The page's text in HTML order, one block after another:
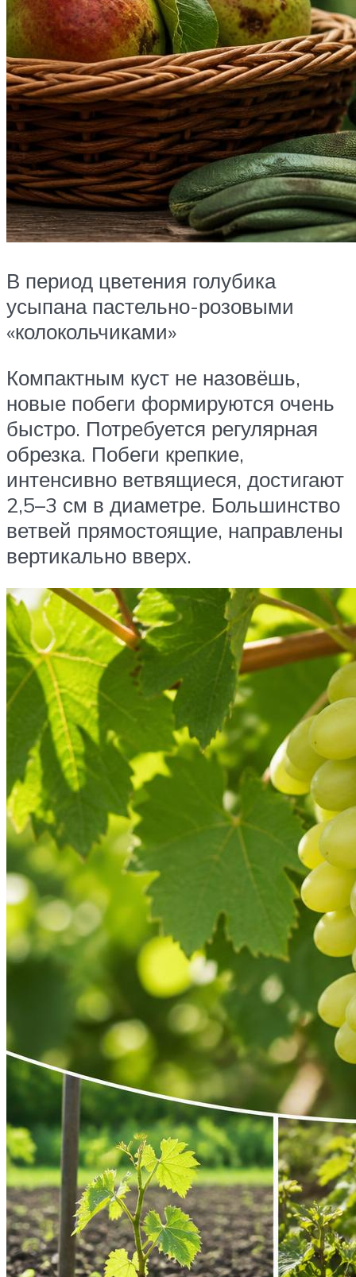
В период цветения голубика
усыпана пастельно-розовыми
«колокольчиками»
Компактным куст не назовёшь,
новые побеги формируются очень
быстро. Потребуется регулярная
обрезка. Побеги крепкие,
интенсивно ветвящиеся, достигают
2,5–3 см в диаметре. Большинство
ветвей прямостоящие, направлены
вертикально вверх.